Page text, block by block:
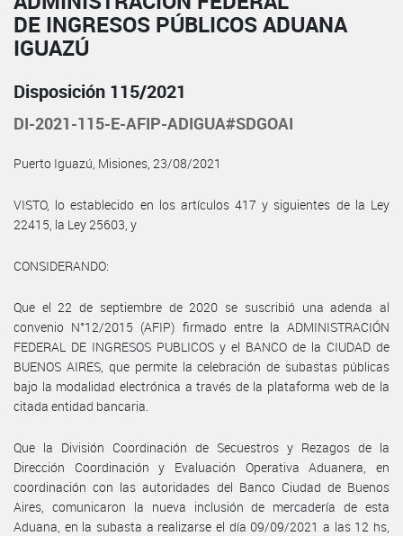
DE INGRESOS PÚBLICOS ADUANA
IGUAZÚ
Disposición 115/2021
DI-2021-115-E-AFIP-ADIGUA#SDGOAI
Puerto Iguazú, Misiones, 23/08/2021
VISTO, lo establecido en los artículos 417 y siguientes de la Ley
22415, la Ley 25603, y
CONSIDERANDO:
Que el 22 de septiembre de 2020 se suscribió una adenda al
convenio N°12/2015 (AFIP) firmado entre la ADMINISTRACIÓN
FEDERAL DE INGRESOS PUBLICOS y el BANCO de la CIUDAD de
BUENOS AIRES, que permite la celebración de subastas públicas
bajo la modalidad electrónica a través de la plataforma web de la
citada entidad bancaria.
Que la División Coordinación de Secuestros y Rezagos de la
Dirección Coordinación y Evaluación Operativa Aduanera, en
coordinación con las autoridades del Banco Ciudad de Buenos
Aires, comunicaron la nueva inclusión de mercadería de esta
Aduana, en la subasta a realizarse el día 09/09/2021 a las 12 hs,